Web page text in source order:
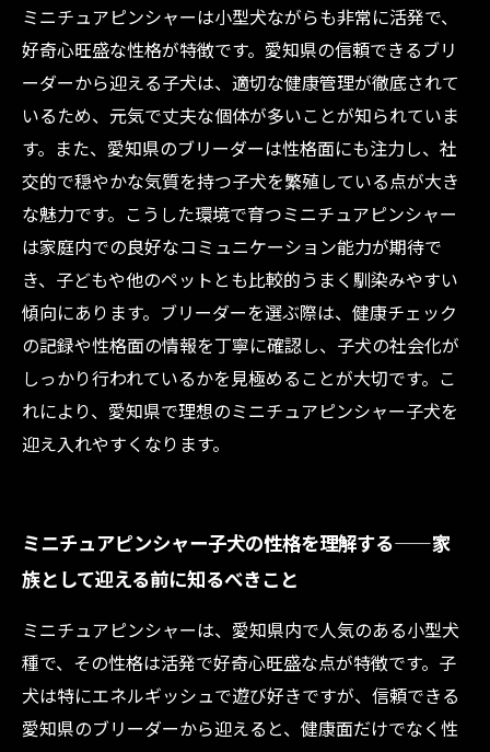
ミニチュアピンシャーは小型犬ながらも非常に活発で、
好奇心旺盛な性格が特徴です。愛知県の信頼できるブリ
ーダーから迎える子犬は、適切な健康管理が徹底されて
いるため、元気で丈夫な個体が多いことが知られていま
す。また、愛知県のブリーダーは性格面にも注力し、社
交的で穏やかな気質を持つ子犬を繁殖している点が大き
な魅力です。こうした環境で育つミニチュアピンシャー
は家庭内での良好なコミュニケーション能力が期待で
き、子どもや他のペットとも比較的うまく馴染みやすい
傾向にあります。ブリーダーを選ぶ際は、健康チェック
の記録や性格面の情報を丁寧に確認し、子犬の社会化が
しっかり行われているかを見極めることが大切です。こ
れにより、愛知県で理想のミニチュアピンシャー子犬を
迎え入れやすくなります。
ミニチュアピンシャー子犬の性格を理解する——家
族として迎える前に知るべきこと
ミニチュアピンシャーは、愛知県内で人気のある小型犬
種で、その性格は活発で好奇心旺盛な点が特徴です。子
犬は特にエネルギッシュで遊び好きですが、信頼できる
愛知県のブリーダーから迎えると、健康面だけでなく性